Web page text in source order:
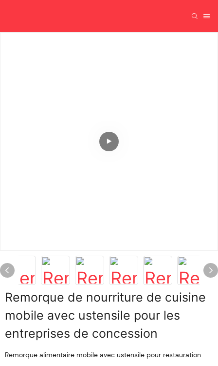
Remorque de nourriture de cuisine
mobile avec ustensile pour les
entreprises de concession
Remorque alimentaire mobile avec ustensile pour restauration